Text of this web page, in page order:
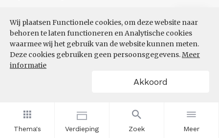
Thema's Verdieping Zoek Meer
Wij plaatsen Functionele cookies, om deze website naar
behoren te laten functioneren en Analytische cookies
waarmee wij het gebruik van de website kunnen meten.
Deze cookies gebruiken geen persoonsgegevens.Meer
informatie
Akkoord
VERWACHTE UITBREIDINGS-
EN VERVANGINGSVRAAG NAAR
OPLEIDINGSNIVEAU
Filters